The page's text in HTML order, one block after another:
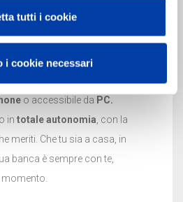
tutti i cookie
i cookie necessari
vuoi, quando vuoi.
corrente online puoi attivare il
o accessibile da PC.
in totale autonomia , con la
meriti. Che tu sia a casa, in
banca è sempre con te,